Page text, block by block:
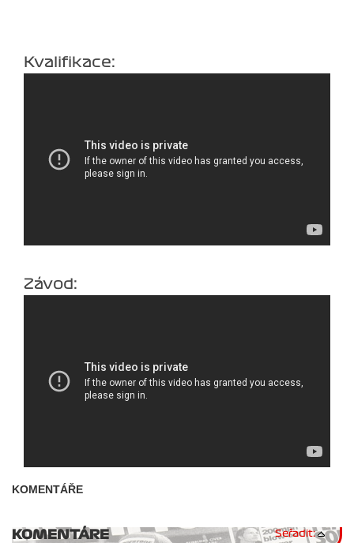
Kvalifikace:
Závod:
KOMENTÁŘE
KOMENTÁRE Seřadit: